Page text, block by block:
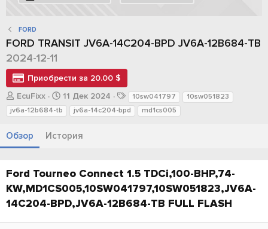
FORD
FORD TRANSIT JV6A-14C204-BPD JV6A-12B684-TB
2024-12-11
Приобрести за 20.00 $
А
в
т
р
EcuFixx
Д
а
т
с
д
а
н
и
я
11 Дек 2024
Т
е
г
10sw041797
10sw051823
jv6a-12b684-tb
jv6a-14c204-bpd md1cs005
Обзор История
Ford Tourneo Connect 1.5 TDCi,100-BHP,74-
KW,MD1CS005,10SW041797,10SW051823,JV6A-
14C204-BPD,JV6A-12B684-TB FULL FLASH​